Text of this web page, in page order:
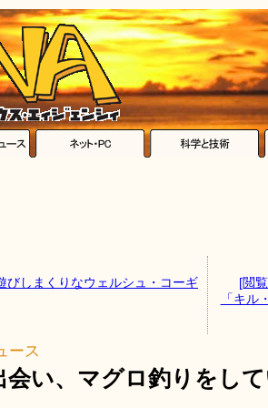
びしまくりなウェルシュ・コーギ
[閲
「キル
ース
会い、マグロ釣りをし